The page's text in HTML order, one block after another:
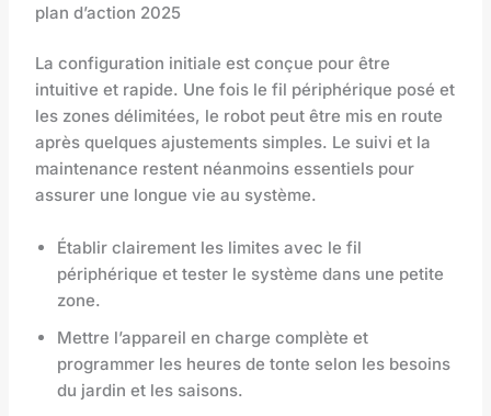
plan d’action 2025
La configuration initiale est conçue pour être
intuitive et rapide. Une fois le fil périphérique posé et
les zones délimitées, le robot peut être mis en route
après quelques ajustements simples. Le suivi et la
maintenance restent néanmoins essentiels pour
assurer une longue vie au système.
Établir clairement les limites avec le fil
périphérique et tester le système dans une petite
zone.
Mettre l’appareil en charge complète et
programmer les heures de tonte selon les besoins
du jardin et les saisons.